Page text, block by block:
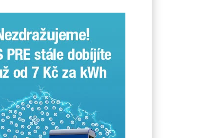
posledních 10 let (2016–2026).